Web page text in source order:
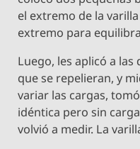
el extremo de la
extremo para
Luego, les aplicó a
que se repelieran, y
variar las cargas,
idéntica pero sin
volvió a medir. La